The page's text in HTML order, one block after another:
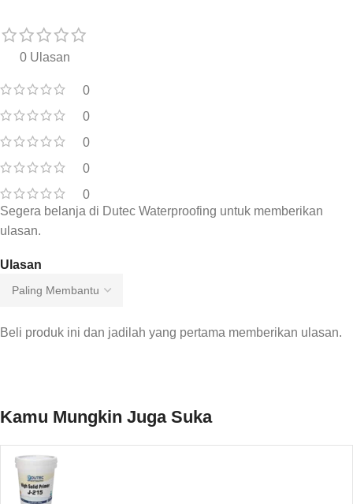
0 Ulasan
0
0
0
0
0
Ulasan
Beli produk ini dan jadilah yang pertama memberikan ulasan.
Segera belanja di Dutec Waterproofing untuk memberikan
ulasan.
Kamu Mungkin Juga Suka